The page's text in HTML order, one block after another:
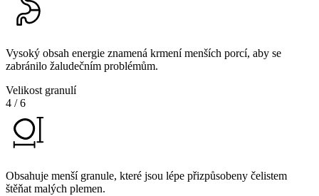
Vysoký obsah energie znamená krmení menších porcí, aby se
zabránilo žaludečním problémům.
Velikost granulí
4 /6
Obsahuje menší granule, které jsou lépe přizpůsobeny čelistem
štěňat malých plemen.